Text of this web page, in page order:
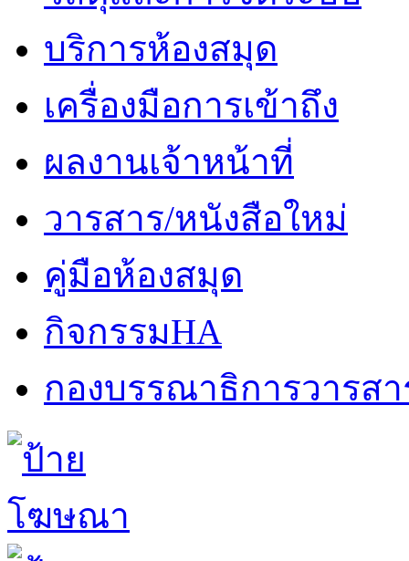
บริการห้องสมุด
เครื่องมือการเข้าถึง
ผลงานเจ้าหน้าที่
วารสาร/หนังสือใหม่
คู่มือห้องสมุด
กิจกรรมHA
กองบรรณาธิการวารส